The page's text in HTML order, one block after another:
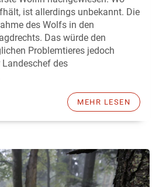
ist allerdings unbekannt. Die
des Wolfs in den
Das würde den
Problemtieres jedoch
Landeschef des
MEHR LESEN